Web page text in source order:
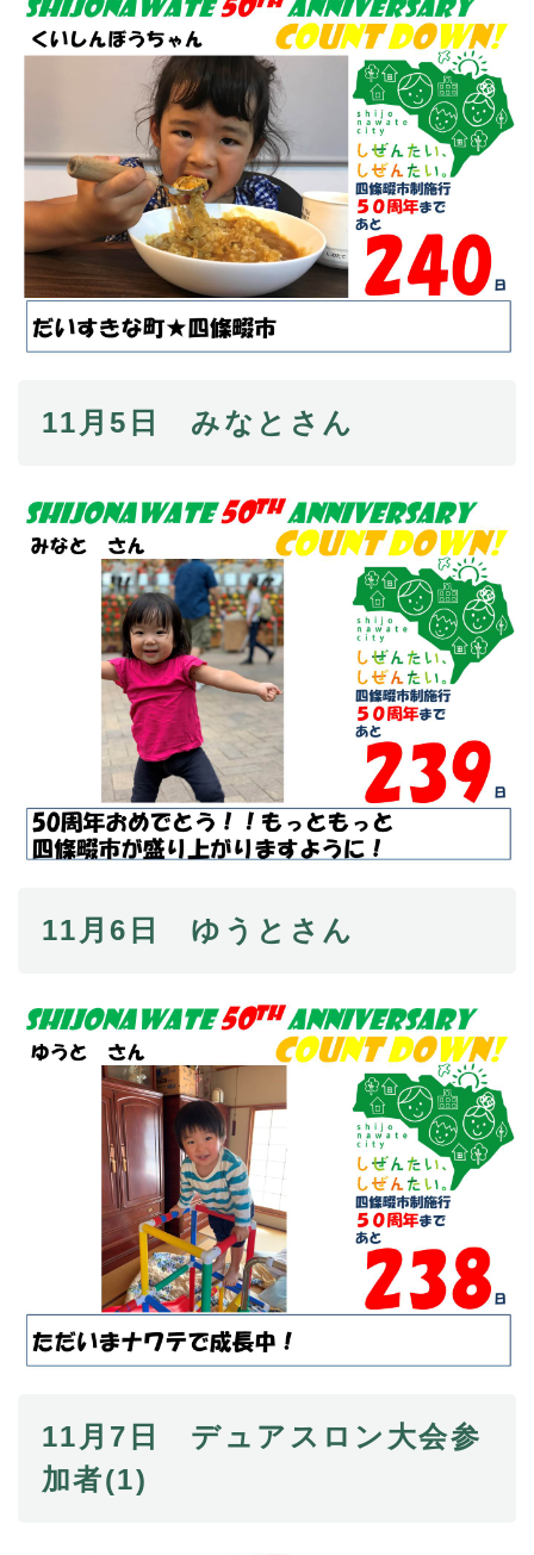
11月5日 みなとさん
11月6日 ゆうとさん
11月7日 デュアスロン大会参
加者(1)